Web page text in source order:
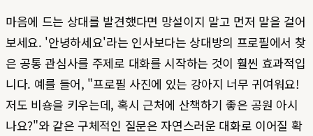
마음에 드는 상대를 발견했다면 망설이지 말고 먼저 말을 걸어
보세요. '안녕하세요'라는 인사보다는 상대방의 프로필에서 찾
은 공통 관심사를 주제로 대화를 시작하는 것이 훨씬 효과적입
니다. 예를 들어, "프로필 사진에 있는 강아지 너무 귀여워요!
저도 비숑을 키우는데, 혹시 근처에 산책하기 좋은 공원 아시
나요?"와 같은 구체적인 질문은 자연스러운 대화로 이어질 확